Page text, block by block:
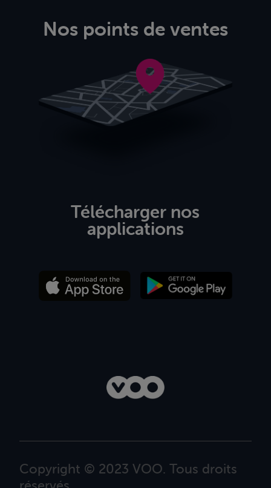
Nos points de ventes
Télécharger nos
applications
Copyright © 2023 VOO. Tous droits